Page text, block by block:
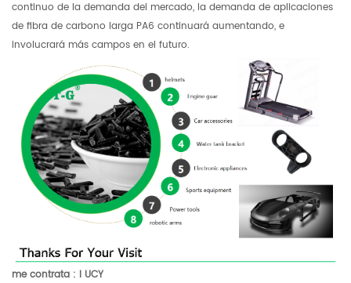
continuo de la demanda del mercado, la demanda de aplicaciones
de fibra de carbono larga PA6 continuará aumentando, e
involucrará más campos en el futuro.
me contrata : l UCY